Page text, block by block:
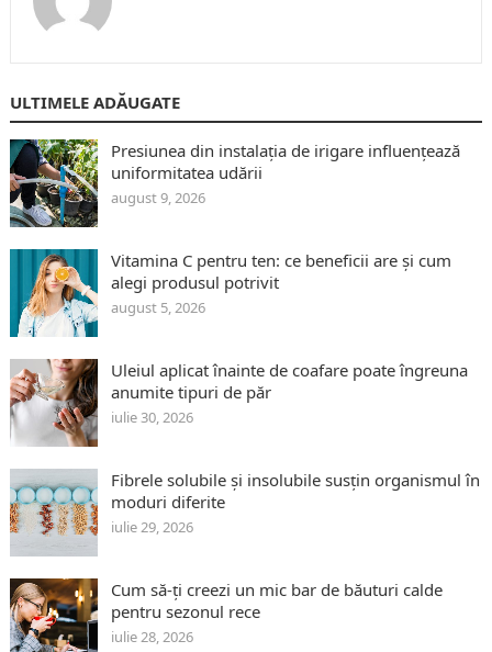
ULTIMELE ADĂUGATE
Presiunea din instalația de irigare influențează
uniformitatea udării
august 9, 2026
Vitamina C pentru ten: ce beneficii are și cum
alegi produsul potrivit
august 5, 2026
Uleiul aplicat înainte de coafare poate îngreuna
anumite tipuri de păr
iulie 30, 2026
Fibrele solubile și insolubile susțin organismul în
moduri diferite
iulie 29, 2026
Cum să-ți creezi un mic bar de băuturi calde
pentru sezonul rece
iulie 28, 2026